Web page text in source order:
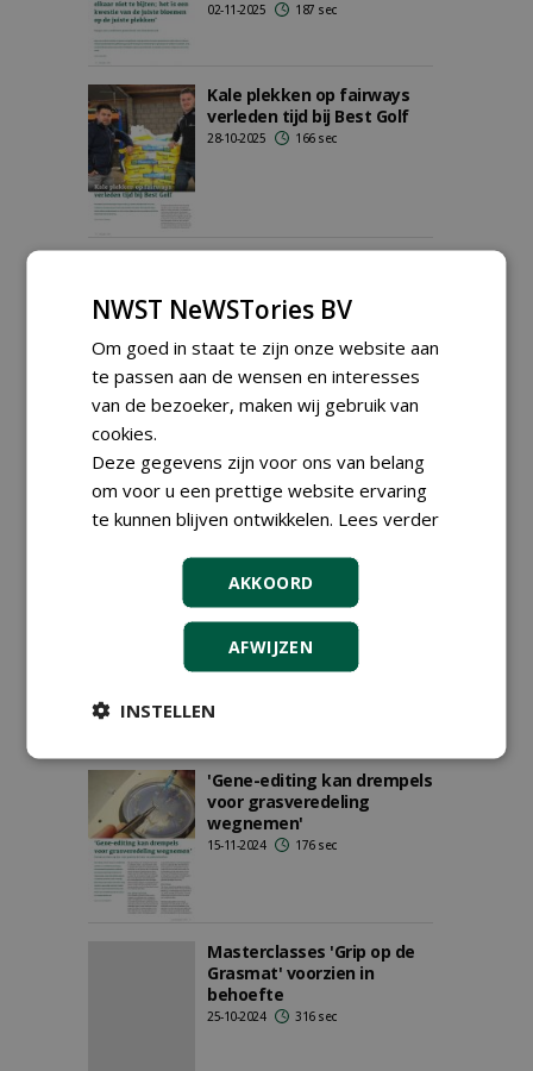
02-11-2025 187 sec
Kale plekken op fairways
verleden tijd bij Best Golf
28-10-2025 166 sec
én biodiversiteit
courses) you have ever
seen!
25-04-2025 400 sec
Nico van Vuuren blikt terug
op succes SGL: 'Wij waren
dag en nacht met ons
bedrijf bezig'
'Gene-editing kan drempels
voor grasveredeling
wegnemen'
15-11-2024 176 sec
Masterclasses 'Grip op de
Grasmat' voorzien in
behoefte
25-10-2024 316 sec
NWST NeWSTories BV
Om goed in staat te zijn onze website aan
te passen aan de wensen en interesses
van de bezoeker, maken wij gebruik van
cookies.
Deze gegevens zijn voor ons van belang
om voor u een prettige website ervaring
te kunnen blijven ontwikkelen. Lees verder
AKKOORD
AFWIJZEN
INSTELLEN